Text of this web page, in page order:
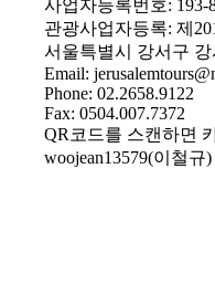
사업자등록번호: 193-
관광사업자등록: 제
서울특별시 강서구
Email:
Phone: 02.2658.9122
Fax: 0504.007.7372
QR코드를 스캔하면
woojean13579(이철규)